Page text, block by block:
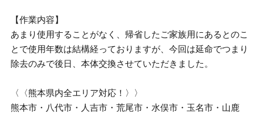
【作業内容】
あまり使用することがなく、帰省したご家族用にあるとのこ
とで使用年数は結構経っておりますが、今回は延命でつまり
除去のみで後日、本体交換させていただきました。
〈〈熊本県内全エリア対応！〉〉
熊本市・八代市・人吉市・荒尾市・水俣市・玉名市・山鹿